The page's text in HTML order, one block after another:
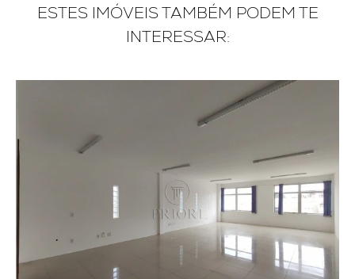
ESTES IMÓVEIS TAMBÉM PODEM TE
INTERESSAR: